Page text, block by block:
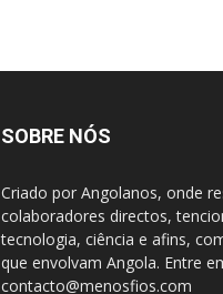
SOBRE NÓS
Criado por Angolanos, onde
colaboradores directos,
tecnologia, ciência e afins,
que envolvam Angola. Entre
contacto@menosfios.com